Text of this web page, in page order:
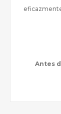
Antes